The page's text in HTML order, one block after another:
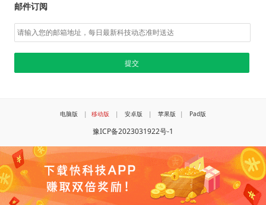
邮件订阅
电脑版 | 移动版 | 安卓版 | 苹果版 | Pad版
豫ICP备2023031922号-1